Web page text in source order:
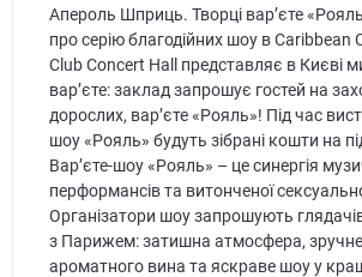
Апероль Шприць. Творці вар’єте
про серію благодійних шоу в Caribbean
Club Concert Hall представляє в Києві
вар’єте: заклад запрошує гостей на
дорослих, вар’єте «Рояль»! Під час
шоу «Рояль» будуть зібрані кошти на
Вар’єте-шоу «Рояль» – це синергія
перформансів та витонченої
Організатори шоу запрошують
з Парижем: затишна атмосфера, зручне
ароматного вина та яскраве шоу у